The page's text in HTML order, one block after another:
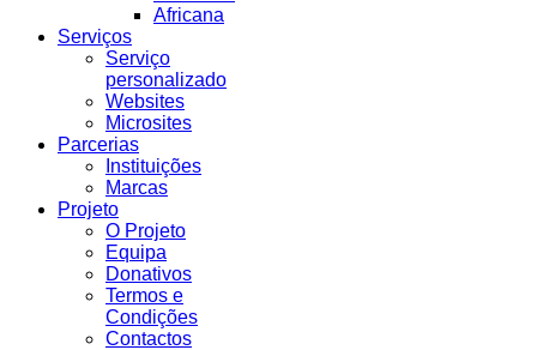
Africana
Serviços
Serviço
personalizado
Websites
Microsites
Parcerias
Instituições
Marcas
Projeto
O Projeto
Equipa
Donativos
Termos e
Condições
Contactos